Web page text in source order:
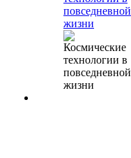
повседневной
жизни